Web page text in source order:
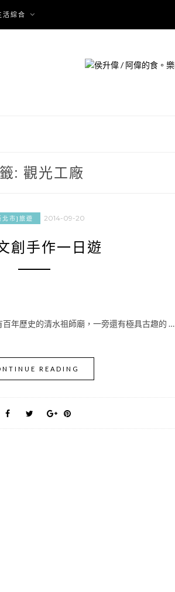
活綜合
: 觀光工廠
北市]旅遊 2014-09-20
創手作一日遊
年歷史的清水祖師廟，一旁還有極具古趣的 …
READING